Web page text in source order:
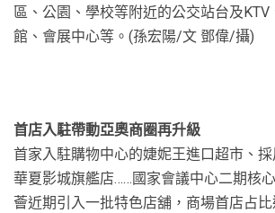
區、公園、學校等附近的公交站台及
館、會展中心等。(孫宏陽/文 鄧偉/攝)
首店入駐帶動亞奧商圈再升級
首家入駐購物中心的婕妮王進口超市、
華夏影城旗艦店……國家會議中心二期核
薈近期引入一批特色店舖，商場首店占